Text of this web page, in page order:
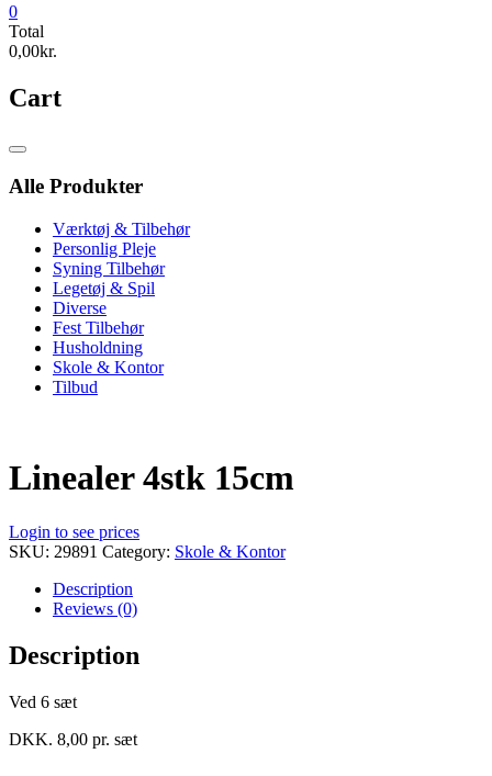
0
Total
0,00kr.
Cart
Catalog
Alle Produkter
Værktøj & Tilbehør
Personlig Pleje
Syning Tilbehør
Legetøj & Spil
Diverse
Fest Tilbehør
Husholdning
Skole & Kontor
Tilbud
Linealer 4stk 15cm
Login to see prices
SKU: 29891 Category: Skole & Kontor
Description
Reviews (0)
Description
Ved 6 sæt
DKK. 8,00 pr. sæt